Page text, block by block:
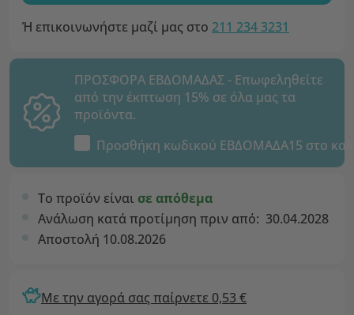
Ή επικοινωνήστε μαζί μας στο 211 234 3231
ΠΡΟΣΦΟΡΑ ΕΒΔΟΜΑΔΑΣ - Επωφεληθείτε
από την έκπτωση 15% σε όλα μας τα
προϊόντα.
Προσθήκη κωδικού ΕΒΔΟΜΑΔΑ15 στο
Το προϊόν είναι σε απόθεμα
Ανάλωση κατά προτίμηση πριν από: 30.04.2028
Αποστολή 10.08.2026
Με την αγορά σας παίρνετε 0,53 €